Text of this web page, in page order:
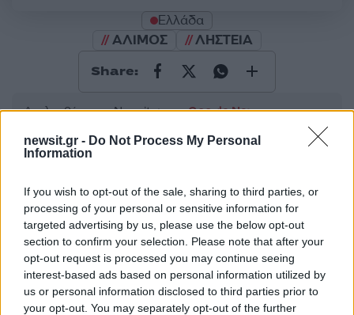
newsit.gr - Do Not Process My Personal
Information
If you wish to opt-out of the sale, sharing to third parties, or
processing of your personal or sensitive information for
targeted advertising by us, please use the below opt-out
section to confirm your selection. Please note that after your
opt-out request is processed you may continue seeing
interest-based ads based on personal information utilized by
us or personal information disclosed to third parties prior to
your opt-out. You may separately opt-out of the further
Ελλάδα
ΑΛΙΜΟΣ
ΛΗΣΤΕΙΑ
Share:
Ακολουθήστε το Νewsit.gr στοGoogle Newsκαι
ενημερωθείτε πρώτοι για όλη την ειδησεογραφία και τα
τελευταία νέατης ημέρας
Πιο δημοφιλή
1 Τουρισμός για Όλους 2026: Σήμερα ανοίγει
η πλατφόρμα – Ποια ΑΦΜ προηγούνται
στις αιτήσεις